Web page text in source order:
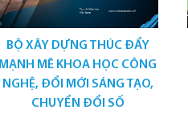
BỘ XÂY DỰNG THÚC ĐẨY
MẠNH MẼ KHOA HỌC CÔNG
NGHỆ, ĐỔI MỚI SÁNG TẠO,
CHUYỂN ĐỔI SỐ